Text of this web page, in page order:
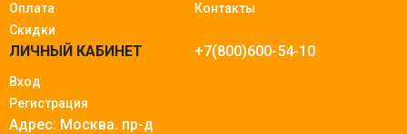
Оплата
Скидки
Контакты
ЛИЧНЫЙ КАБИНЕТ
Вход
Регистрация
+7(800)600-54-10
Адрес: Москва. пр-д